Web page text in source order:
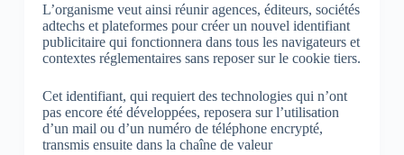
L’organisme veut ainsi réunir agences, éditeurs, sociétés
adtechs et plateformes pour créer un nouvel identifiant
publicitaire qui fonctionnera dans tous les navigateurs et
contextes réglementaires sans reposer sur le cookie tiers.
Cet identifiant, qui requiert des technologies qui n’ont
pas encore été développées, reposera sur l’utilisation
d’un mail ou d’un numéro de téléphone encrypté,
transmis ensuite dans la chaîne de valeur